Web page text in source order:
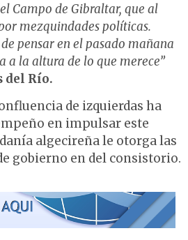
Campo de Gibraltar, que al
mezquindadespolíticas.
pensar en el pasado mañana
a la altura de lo que merece”
del Río.
de izquierdas ha
en impulsar este
algecireña le otorga las
gobierno en del consistorio.